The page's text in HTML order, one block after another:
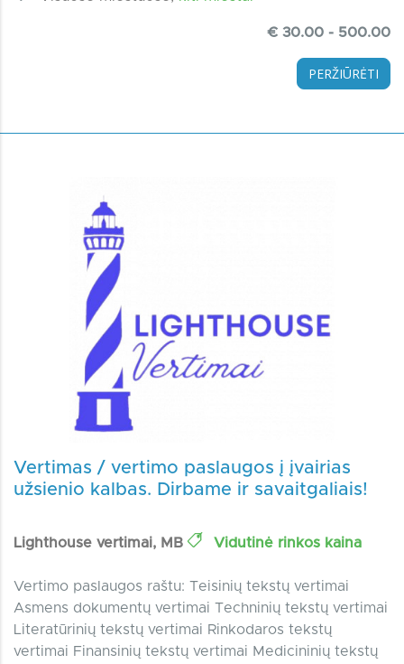
€ 30.00 - 500.00
PERŽIŪRĖTI
Vertimas / vertimo paslaugos į įvairias
užsienio kalbas. Dirbame ir savaitgaliais!
Lighthouse vertimai, MB Vidutinė rinkos kaina
Vertimo paslaugos raštu: Teisinių tekstų vertimai
Asmens dokumentų vertimai Techninių tekstų vertimai
Literatūrinių tekstų vertimai Rinkodaros tekstų
vertimai Finansinių tekstų vertimai Medicininių tekstų